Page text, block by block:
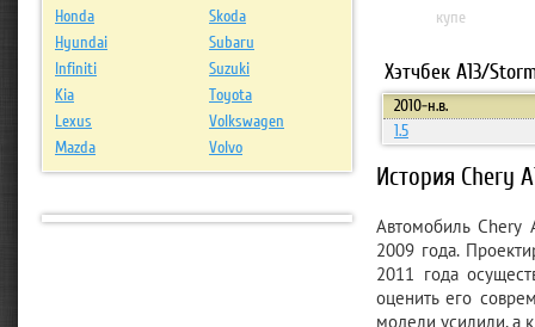
купе
Хэтчбек A13/
2010-н.в.
1.5
История Chery
Автомобиль Chery
2009 года.
2011 года
оценить его
модели усилили, а
Honda
Skoda
Hyundai
Subaru
Infiniti
Suzuki
Kia
Toyota
Lexus
Volkswagen
Mazda
Volvo